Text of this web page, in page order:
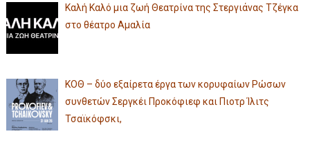
Καλή Καλό μια ζωή Θεατρίνα της Στεργιάνας Τζέγκα
στο θέατρο Αμαλία
ΚΟΘ – δύο εξαίρετα έργα των κορυφαίων Ρώσων
συνθετών Σεργκέι Προκόφιεφ και Πιοτρ Ίλιτς
Τσαϊκόφσκι,